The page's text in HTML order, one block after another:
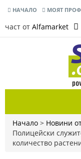
НАЧАЛО МОЯТ
част от Alfamarket
Начало > Новини
Полицейски
количество